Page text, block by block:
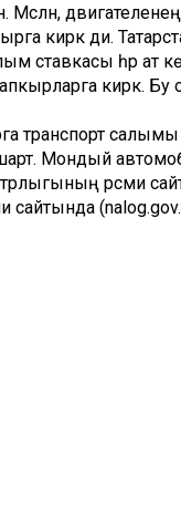
двигателенең
кирәк ди.
ставкасы һәр ат
кирәк. Бу
транспорт салымы
Мондый
рәсми
сайтында